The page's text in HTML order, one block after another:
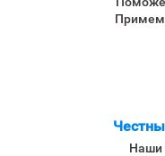
Примем
Наши